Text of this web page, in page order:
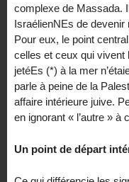
complexe de Massada.
IsraélienNEs de
Pour eux, le point
celles et ceux qui vivent
jetéEs (*) à la mer
parle à peine de la
affaire intérieure juive.
en ignorant « l’autre » à
Un point de départ